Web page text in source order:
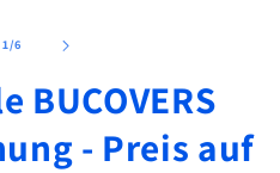
1/von
6
BUCOVERS
- Preis auf